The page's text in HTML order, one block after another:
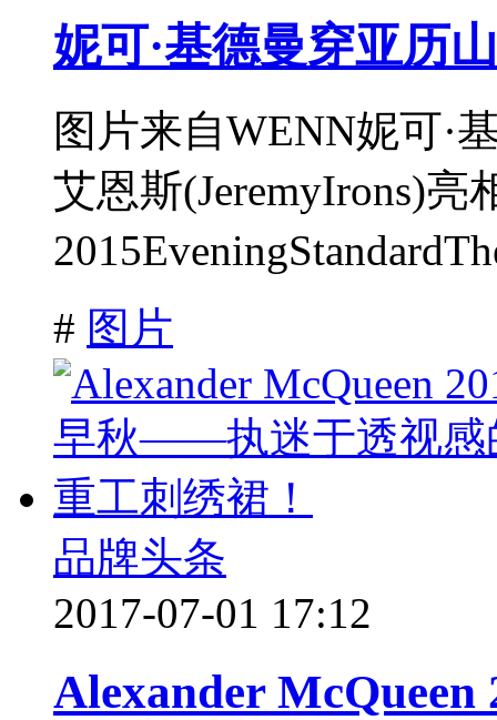
妮可·基德曼穿亚历
图片来自WENN妮可·
艾恩斯(JeremyIrons)亮
# 图片
品牌头条
2017-07-01 17:12
Alexander